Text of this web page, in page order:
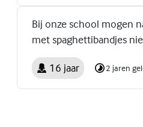
Bij onze school mogen
met spaghettibandjes
16 jaar 2 jaren